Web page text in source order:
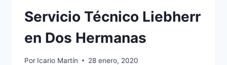
Servicio Técnico Liebherr
en Dos Hermanas
Por Icario Martín 28 enero, 2020